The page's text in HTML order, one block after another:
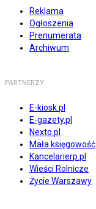
Reklama
Ogłoszenia
Prenumerata
Archiwum
PARTNERZY
E-kiosk.pl
E-gazety.pl
Nexto.pl
Mała księgowość
Kancelarierp.pl
Wieści Rolnicze
Życie Warszawy